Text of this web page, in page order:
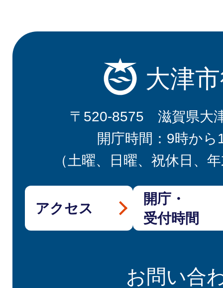
大津
〒520-8575 滋賀県大
開庁時間：9時から
（土曜、日曜、祝休日、
アクセス
開庁・
受付時間
お問い合